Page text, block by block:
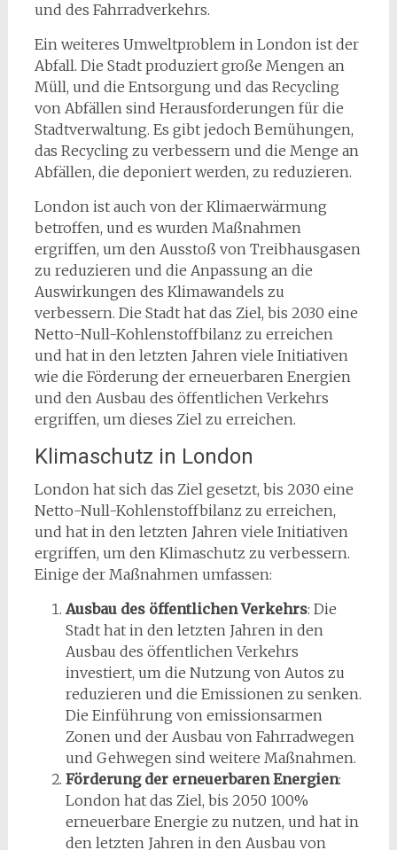
und des Fahrradverkehrs.
Ein weiteres Umweltproblem in London ist der
Abfall. Die Stadt produziert große Mengen an
Müll, und die Entsorgung und das Recycling
von Abfällen sind Herausforderungen für die
Stadtverwaltung. Es gibt jedoch Bemühungen,
das Recycling zu verbessern und die Menge an
Abfällen, die deponiert werden, zu reduzieren.
London ist auch von der Klimaerwärmung
betroffen, und es wurden Maßnahmen
ergriffen, um den Ausstoß von Treibhausgasen
zu reduzieren und die Anpassung an die
Auswirkungen des Klimawandels zu
verbessern. Die Stadt hat das Ziel, bis 2030 eine
Netto-Null-Kohlenstoffbilanz zu erreichen
und hat in den letzten Jahren viele Initiativen
wie die Förderung der erneuerbaren Energien
und den Ausbau des öffentlichen Verkehrs
ergriffen, um dieses Ziel zu erreichen.
Klimaschutz in London
London hat sich das Ziel gesetzt, bis 2030 eine
Netto-Null-Kohlenstoffbilanz zu erreichen,
und hat in den letzten Jahren viele Initiativen
ergriffen, um den Klimaschutz zu verbessern.
Einige der Maßnahmen umfassen:
Ausbau des öffentlichen Verkehrs: Die
Stadt hat in den letzten Jahren in den
Ausbau des öffentlichen Verkehrs
investiert, um die Nutzung von Autos zu
reduzieren und die Emissionen zu senken.
Die Einführung von emissionsarmen
Zonen und der Ausbau von Fahrradwegen
und Gehwegen sind weitere Maßnahmen.
Förderung der erneuerbaren Energien:
London hat das Ziel, bis 2050 100%
erneuerbare Energie zu nutzen, und hat in
den letzten Jahren in den Ausbau von